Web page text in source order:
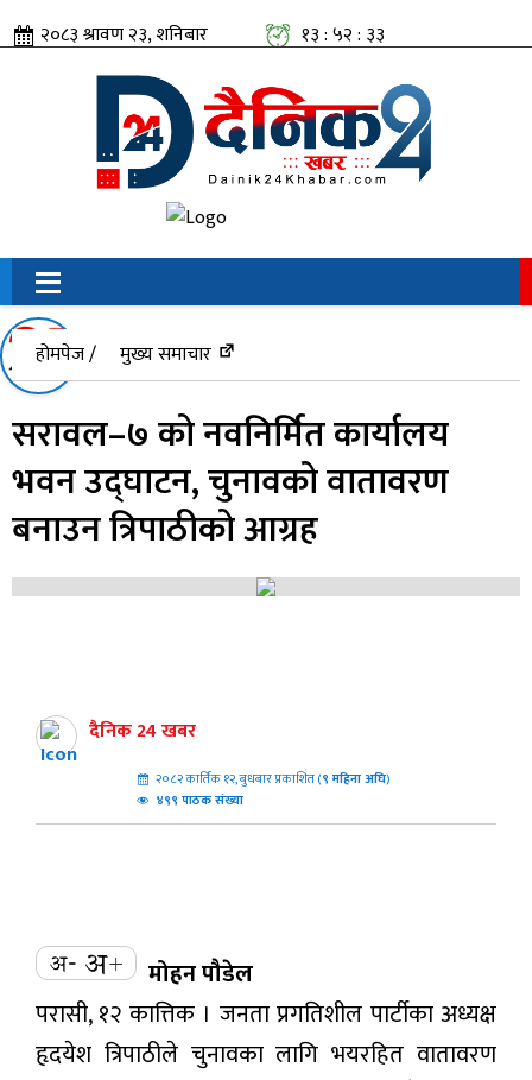
२०८३ श्रावण २३, शनिबार
१३ : ५२ : ३३
सामाजिक संजालतिर:
होमपेज / मुख्य समाचार
सरावल–७ को नवनिर्मित कार्यालय
भवन उद्घाटन, चुनावको वातावरण
बनाउन त्रिपाठीको आग्रह
दैनिक 24 खबर
२०८२ कार्तिक १२, बुधबार प्रकाशित (९ महिना अघि)
४९९ पाठक संख्या
मोहन पौडेल
परासी, १२ कात्तिक । जनता प्रगतिशील पार्टीका अध्यक्ष
हृदयेश त्रिपाठीले चुनावका लागि भयरहित वातावरण